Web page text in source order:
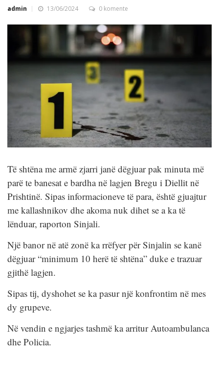
admin 13/06/2024 0 komente
Të shtëna me armë zjarri janë dëgjuar pak minuta më
parë te banesat e bardha në lagjen Bregu i Diellit në
Prishtinë. Sipas informacioneve të para, është gjuajtur
me kallashnikov dhe akoma nuk dihet se a ka të
lënduar, raporton Sinjali.
Një banor në atë zonë ka rrëfyer për Sinjalin se kanë
dëgjuar “minimum 10 herë të shtëna” duke e trazuar
gjithë lagjen.
Sipas tij, dyshohet se ka pasur një konfrontim në mes
dy grupeve.
Në vendin e ngjarjes tashmë ka arritur Autoambulanca
dhe Policia.